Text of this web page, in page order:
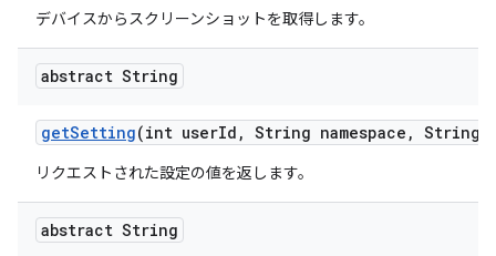
デバイスからスクリーンショットを取得します。
abstract String
getSetting(int userId , String namespace , String
リクエストされた設定の値を返します。
abstract String